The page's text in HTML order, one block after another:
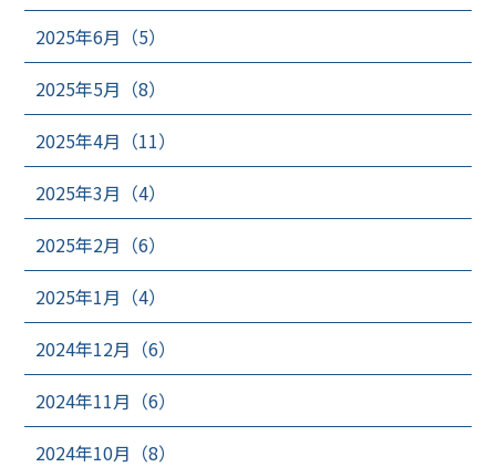
2025年6月（5）
2025年5月（8）
2025年4月（11）
2025年3月（4）
2025年2月（6）
2025年1月（4）
2024年12月（6）
2024年11月（6）
2024年10月（8）